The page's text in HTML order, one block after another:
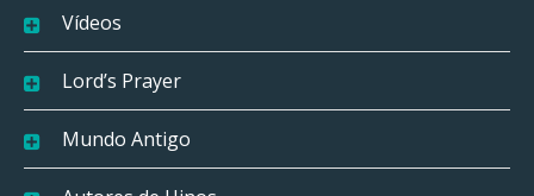
Vídeos
Lord’s Prayer
Mundo Antigo